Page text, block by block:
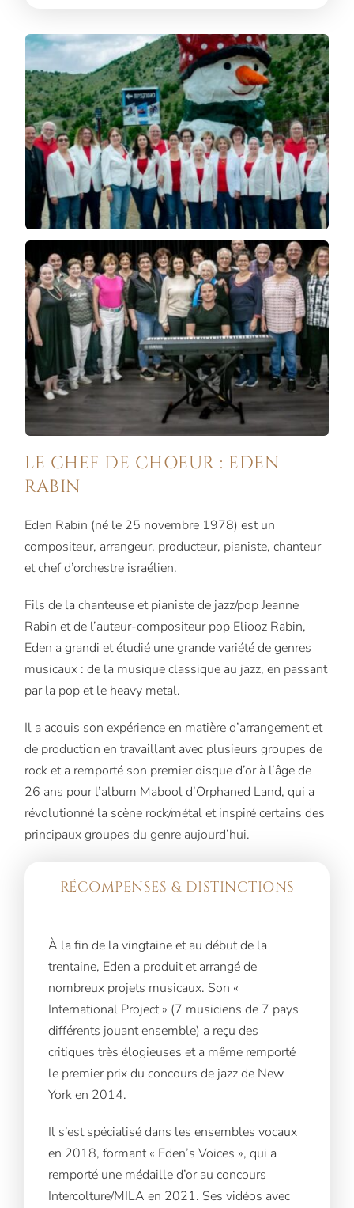
LE CHEF DE CHOEUR : EDEN
RABIN
Eden Rabin (né le 25 novembre 1978) est un
compositeur, arrangeur, producteur, pianiste, chanteur
et chef d’orchestre israélien.
Fils de la chanteuse et pianiste de jazz/pop Jeanne
Rabin et de l’auteur-compositeur pop Eliooz Rabin,
Eden a grandi et étudié une grande variété de genres
musicaux : de la musique classique au jazz, en passant
par la pop et le heavy metal.
Il a acquis son expérience en matière d’arrangement et
de production en travaillant avec plusieurs groupes de
rock et a remporté son premier disque d’or à l’âge de
26 ans pour l’album Mabool d’Orphaned Land, qui a
révolutionné la scène rock/métal et inspiré certains des
principaux groupes du genre aujourd’hui.
RÉCOMPENSES & DISTINCTIONS
À la fin de la vingtaine et au début de la
trentaine, Eden a produit et arrangé de
nombreux projets musicaux. Son «
International Project » (7 musiciens de 7 pays
différents jouant ensemble) a reçu des
critiques très élogieuses et a même remporté
le premier prix du concours de jazz de New
York en 2014.
Il s’est spécialisé dans les ensembles vocaux
en 2018, formant « Eden’s Voices », qui a
remporté une médaille d’or au concours
Intercolture/MILA en 2021. Ses vidéos avec